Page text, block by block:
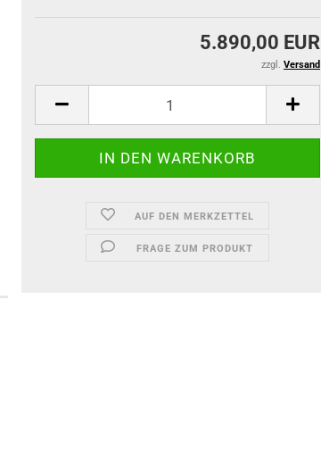
5.890,00 EUR
zzgl. Versand
AUF DEN MERKZETTEL
FRAGE ZUM PRODUKT